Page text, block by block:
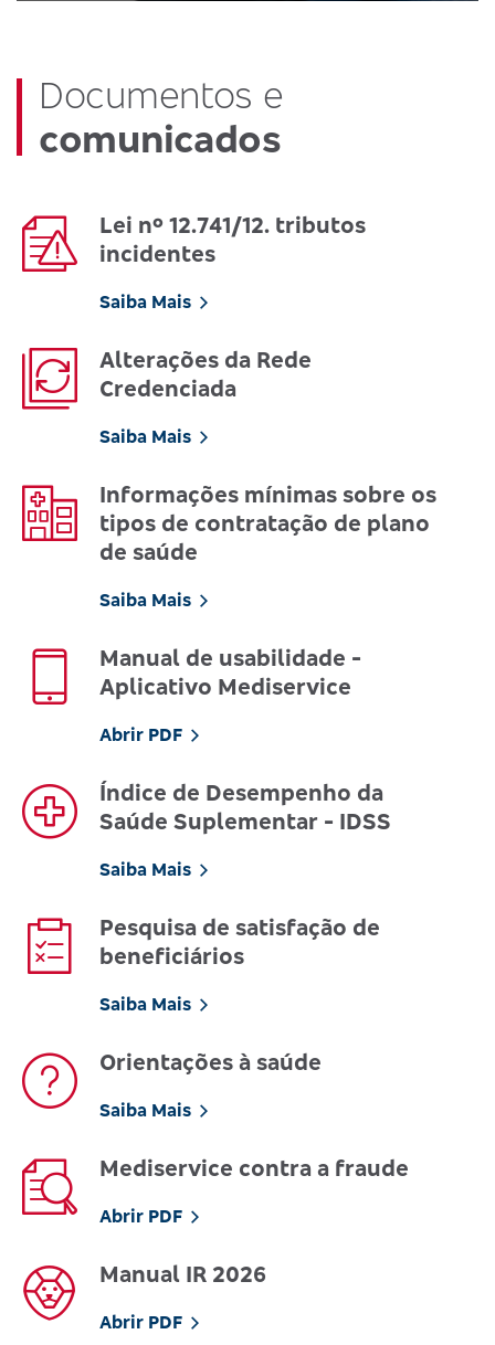
Documentos e
comunicados
Lei nº 12.741/12. tributos
incidentes
Saiba Mais
Alterações da Rede
Credenciada
Saiba Mais
Informações mínimas sobre os
tipos de contratação de plano
de saúde
Saiba Mais
Manual de usabilidade -
Aplicativo Mediservice
Abrir PDF
Índice de Desempenho da
Saúde Suplementar - IDSS
Saiba Mais
Pesquisa de satisfação de
beneficiários
Saiba Mais
Orientações à saúde
Saiba Mais
Mediservice contra a fraude
Abrir PDF
Manual IR 2026
Abrir PDF